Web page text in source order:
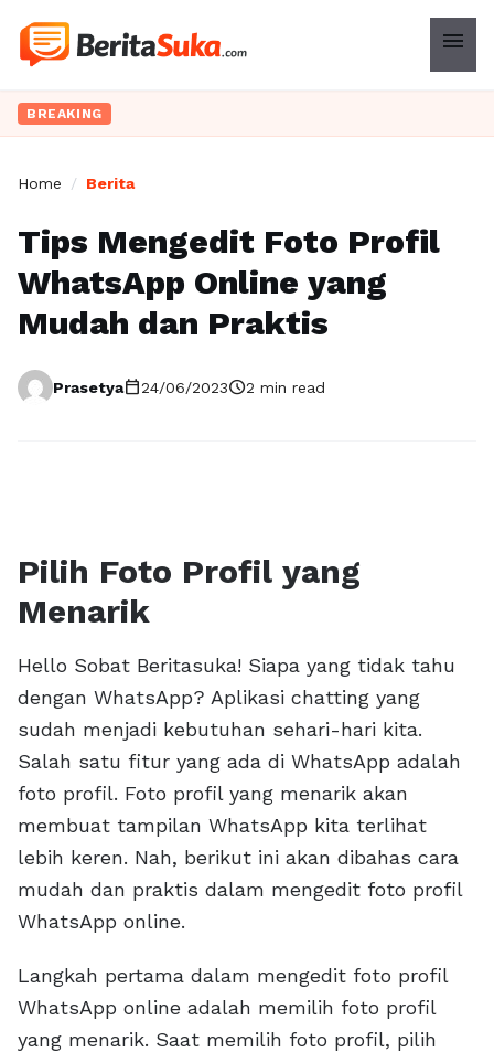
menu
BREAKING
Home / Berita
Tips Mengedit Foto Profil
WhatsApp Online yang
Mudah dan Praktis
Prasetyacalendar_today24/06/2023schedule2 min read
Pilih Foto Profil yang
Menarik
Hello Sobat Beritasuka! Siapa yang tidak tahu
dengan WhatsApp? Aplikasi chatting yang
sudah menjadi kebutuhan sehari-hari kita.
Salah satu fitur yang ada di WhatsApp adalah
foto profil. Foto profil yang menarik akan
membuat tampilan WhatsApp kita terlihat
lebih keren. Nah, berikut ini akan dibahas cara
mudah dan praktis dalam mengedit foto profil
WhatsApp online.
Langkah pertama dalam mengedit foto profil
WhatsApp online adalah memilih foto profil
yang menarik. Saat memilih foto profil, pilih